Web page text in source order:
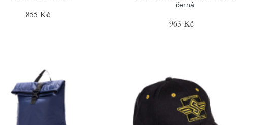
855 Kč
černá
963 Kč